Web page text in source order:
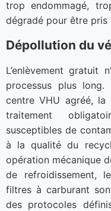
trop endommagé,
dégradé pour être pris
Dépollution du
L’enlèvement gratuit
processus plus
centre VHU agréé,
traitement
susceptibles de
à la qualité du
opération mécanique
de refroidissement,
filtres à carburant
des protocoles